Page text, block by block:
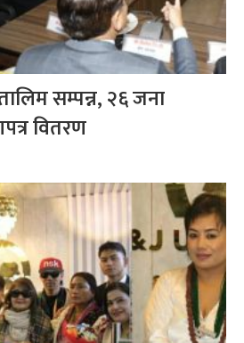
सम्पन्न, २६ जना
वितरण